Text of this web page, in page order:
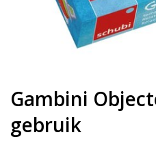
Gambini
gebruik